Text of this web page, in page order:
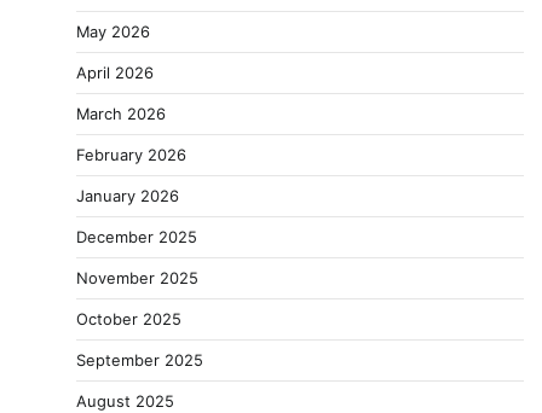
May 2026
April 2026
March 2026
February 2026
January 2026
December 2025
November 2025
October 2025
September 2025
August 2025